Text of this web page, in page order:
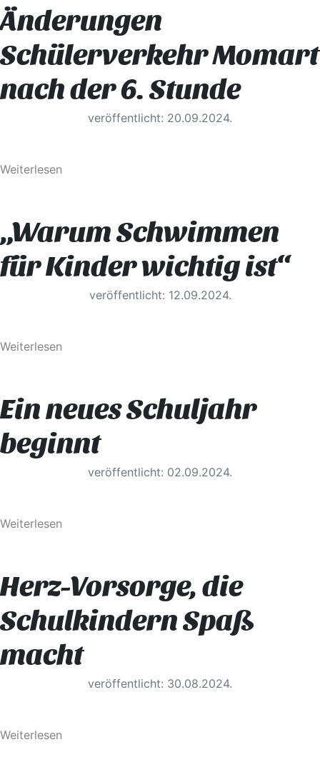
Änderungen
Schülerverkehr Momart
nach der 6. Stunde
veröffentlicht: 20.09.2024.
Weiterlesen
„Warum Schwimmen
für Kinder wichtig ist“
veröffentlicht: 12.09.2024.
Weiterlesen
Ein neues Schuljahr
beginnt
veröffentlicht: 02.09.2024.
Weiterlesen
Herz-Vorsorge, die
Schulkindern Spaß
macht
veröffentlicht: 30.08.2024.
Weiterlesen